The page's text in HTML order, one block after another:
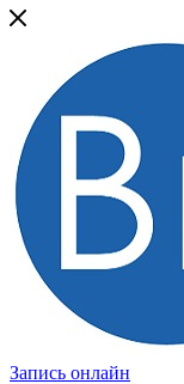
Запись онлайн